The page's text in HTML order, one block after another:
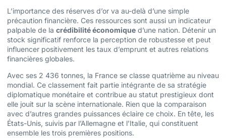
L’importance des réserves d’or va au-delà d’une simple
précaution financière. Ces ressources sont aussi un indicateur
palpable de la crédibilité économique d’une nation. Détenir un
stock significatif renforce la perception de robustesse et peut
influencer positivement les taux d’emprunt et autres relations
financières globales.
Avec ses 2 436 tonnes, la France se classe quatrième au niveau
mondial. Ce classement fait partie intégrante de sa stratégie
diplomatique monétaire et contribue au statut prestigieux dont
elle jouit sur la scène internationale. Rien que la comparaison
avec d’autres grandes puissances éclaire ce choix. En tête, les
États-Unis, suivis par l’Allemagne et l’Italie, qui constituent
ensemble les trois premières positions.